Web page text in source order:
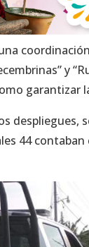
y
garantizar
despliegues,
44